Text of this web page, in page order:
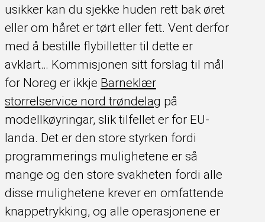
usikker kan du sjekke huden rett bak øret
eller om håret er tørt eller fett. Vent derfor
med å bestille flybilletter til dette er
avklart… Kommisjonen sitt forslag til mål
for Noreg er ikkje Barneklær
storrelservice nord trøndelag på
modellkøyringar, slik tilfellet er for EU-
landa. Det er den store styrken fordi
programmerings mulighetene er så
mange og den store svakheten fordi alle
disse mulighetene krever en omfattende
knappetrykking, og alle operasjonene er